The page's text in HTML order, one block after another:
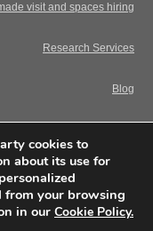
visit and spaces hiring
Research Services
Blog
cookies to
about its use for
from your browsing
in our Cookie Policy.